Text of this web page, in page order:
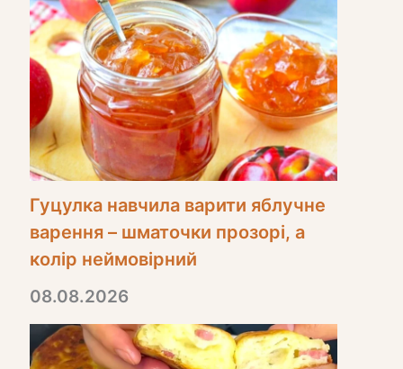
Гуцулка навчила варити яблучне
варення – шматочки прозорі, а
колір неймовірний
08.08.2026